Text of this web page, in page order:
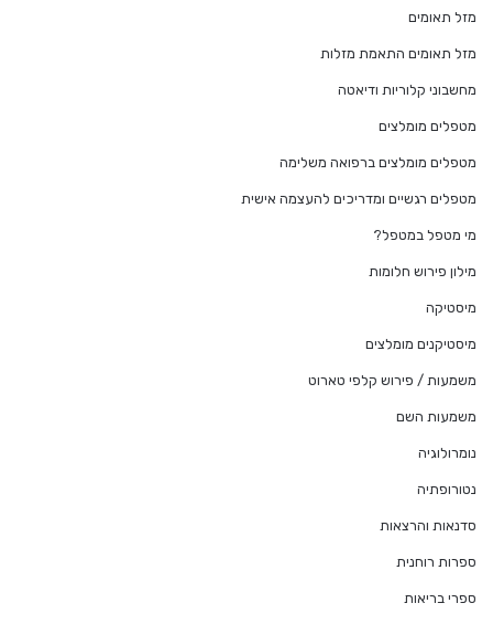
מזל תאומים
מזל תאומים התאמת מזלות
מחשבוני קלוריות ודיאטה
מטפלים מומלצים
מטפלים מומלצים ברפואה משלימה
מטפלים רגשיים ומדריכים להעצמה אישית
מי מטפל במטפל?
מילון פירוש חלומות
מיסטיקה
מיסטיקנים מומלצים
משמעות / פירוש קלפי טארוט
משמעות השם
נומרולוגיה
נטורופתיה
סדנאות והרצאות
ספרות רוחנית
ספרי בריאות